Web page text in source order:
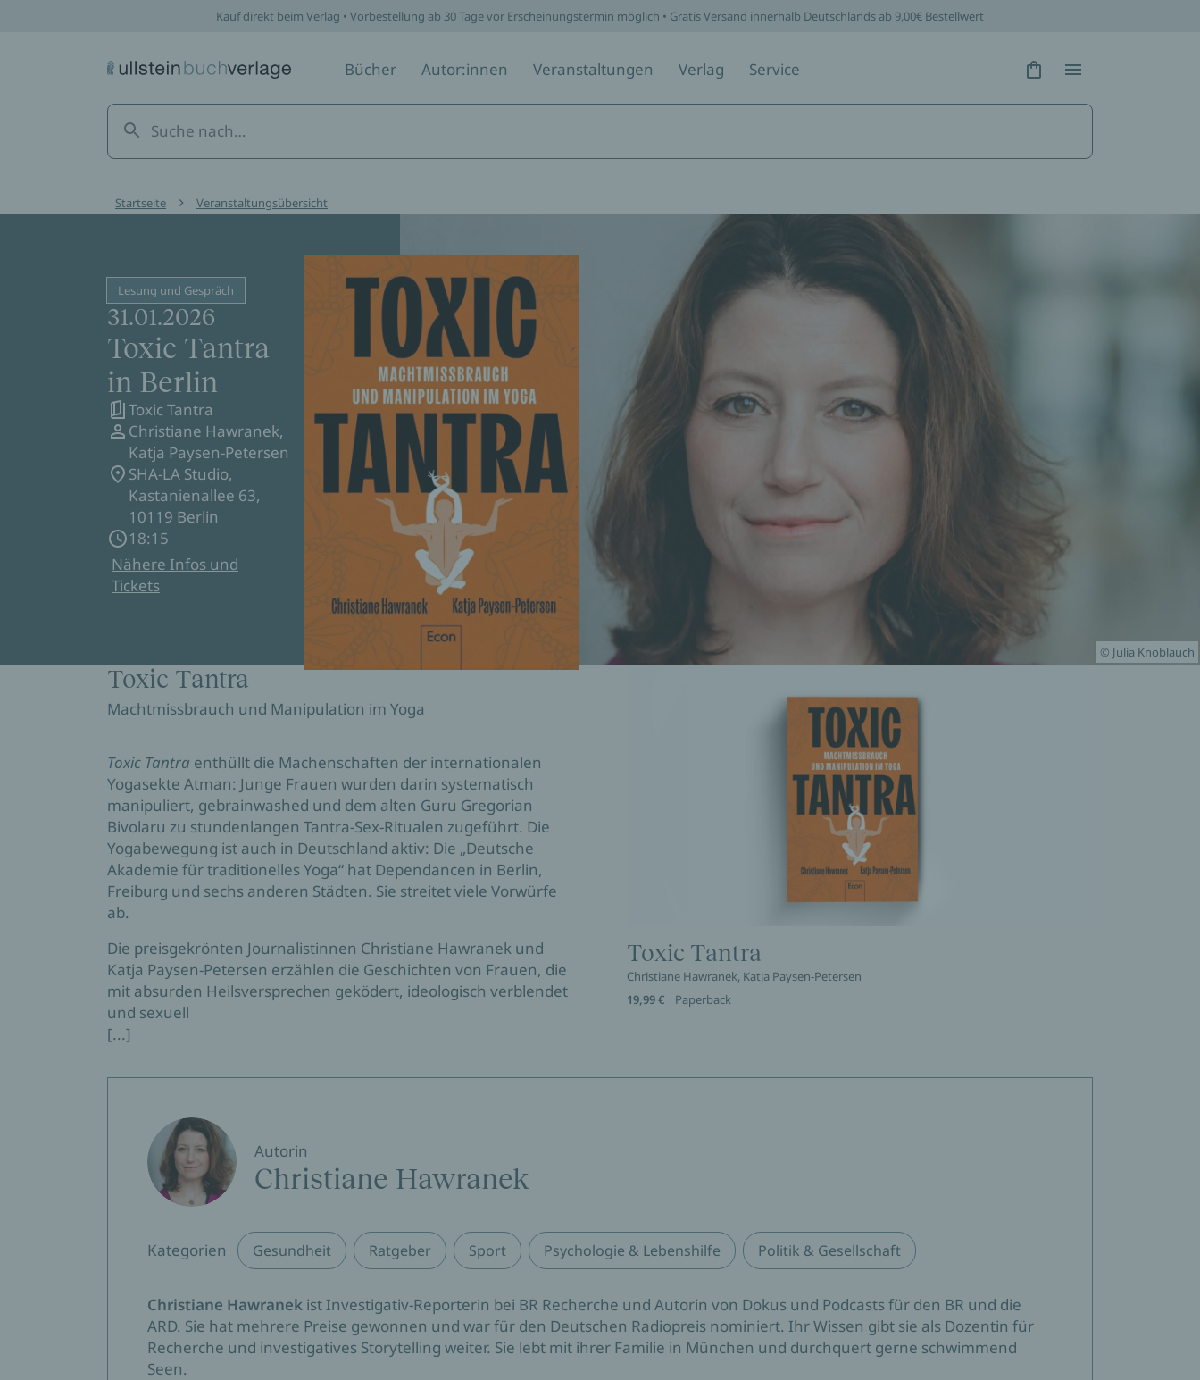
Kauf direkt beim Verlag • Vorbestellung ab 30 Tage vor Erscheinungstermin möglich • Gratis Versand innerhalb Deutschlands ab 9,00€ Bestellwert
Bücher Autor:innen Veranstaltungen Verlag Service Hidden Text
Hidden Text
Startseite Veranstaltungsübersicht
© Julia Knoblauch
Lesung und Gespräch
31.01.2026
Toxic Tantra
in Berlin
Toxic Tantra
Christiane Hawranek,
Katja Paysen-Petersen
SHA-LA Studio,
Kastanienallee 63,
10119 Berlin
18:15
Nähere Infos und
Tickets
Toxic Tantra
Machtmissbrauch und Manipulation im Yoga
Toxic Tantra enthüllt die Machenschaften der internationalen
Yogasekte Atman: Junge Frauen wurden darin systematisch
manipuliert, gebrainwashed und dem alten Guru Gregorian
Bivolaru zu stundenlangen Tantra-Sex-Ritualen zugeführt. Die
Yogabewegung ist auch in Deutschland aktiv: Die „Deutsche
Akademie für traditionelles Yoga“ hat Dependancen in Berlin,
Freiburg und sechs anderen Städten. Sie streitet viele Vorwürfe
ab.
Die preisgekrönten Journalistinnen Christiane Hawranek und
Katja Paysen-Petersen erzählen die Geschichten von Frauen, die
mit absurden Heilsversprechen geködert, ideologisch verblendet
und sexuell
[...]
Toxic Tantra
Christiane Hawranek, Katja Paysen-Petersen
19,99 €
Paperback
Autorin
Christiane Hawranek
Kategorien Gesundheit Ratgeber Sport Psychologie & Lebenshilfe Politik & Gesellschaft
Christiane Hawranek ist Investigativ-Reporterin bei BR Recherche und Autorin von Dokus und Podcasts für den BR und die
ARD. Sie hat mehrere Preise gewonnen und war für den Deutschen Radiopreis nominiert. Ihr Wissen gibt sie als Dozentin für
Recherche und investigatives Storytelling weiter. Sie lebt mit ihrer Familie in München und durchquert gerne schwimmend
Seen.